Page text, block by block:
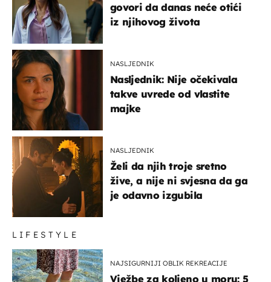
govori da danas neće otići
iz njihovog života
NASLJEDNIK
Nasljednik: Nije očekivala
takve uvrede od vlastite
majke
NASLJEDNIK
Želi da njih troje sretno
žive, a nije ni svjesna da ga
je odavno izgubila
LIFESTYLE
NAJSIGURNIJI OBLIK REKREACIJE
Vježbe za koljeno u moru: 5